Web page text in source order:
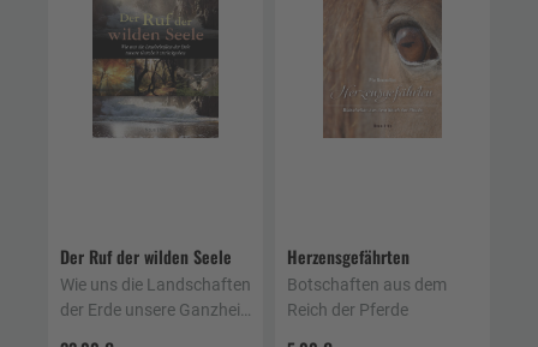
Der Ruf der wilden Seele
Wie uns die Landschaften
der Erde unsere Ganzheit
Herzensgefährten
Botschaften aus dem
Reich der Pferde